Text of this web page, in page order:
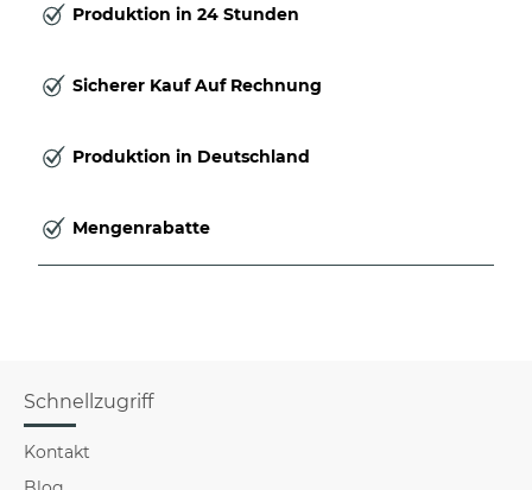
Produktion in 24 Stunden
Sicherer Kauf Auf Rechnung
Produktion in Deutschland
Mengenrabatte
Schnellzugriff
Kontakt